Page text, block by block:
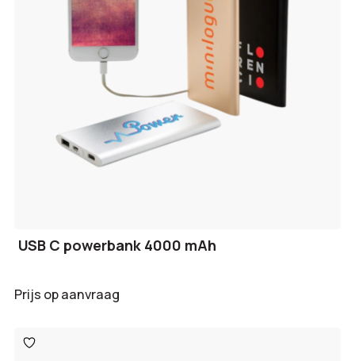
USB C powerbank 4000 mAh
Prijs op aanvraag
Toevoegen
aan